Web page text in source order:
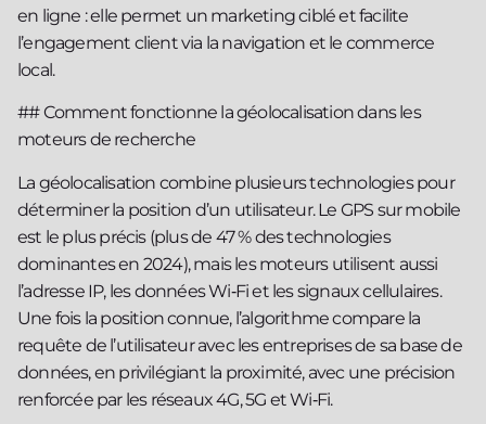
en ligne : elle permet un marketing ciblé et facilite
l’engagement client via la navigation et le commerce
local.
## Comment fonctionne la géolocalisation dans les
moteurs de recherche
La géolocalisation combine plusieurs technologies pour
déterminer la position d’un utilisateur. Le GPS sur mobile
est le plus précis (plus de 47 % des technologies
dominantes en 2024), mais les moteurs utilisent aussi
l’adresse IP, les données Wi‑Fi et les signaux cellulaires.
Une fois la position connue, l’algorithme compare la
requête de l’utilisateur avec les entreprises de sa base de
données, en privilégiant la proximité, avec une précision
renforcée par les réseaux 4G, 5G et Wi‑Fi.